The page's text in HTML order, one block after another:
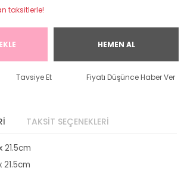
taksitlerle!
HEMEN AL
Tavsiye Et Fiyatı Düşünce Haber Ver
TAKSİT SEÇENEKLERİ
21.5cm
21.5cm